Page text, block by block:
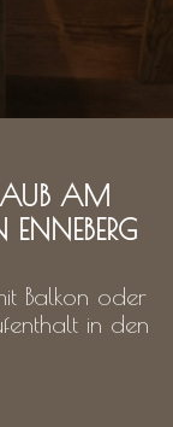
AM
Balkon oder
in den